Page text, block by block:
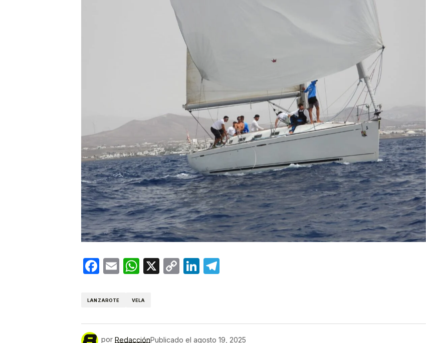
Facebook
EmailWhatsApp
X
CopyLinkedIn
LANZAROTE VELA
por RedacciónPublicado el agosto 19, 2025